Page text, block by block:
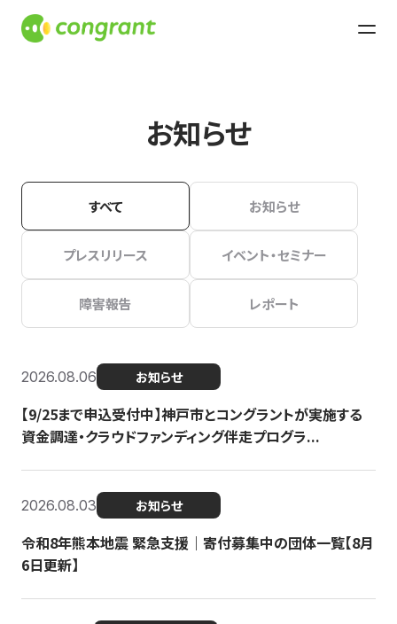
お知らせ
すべて お知らせ
プレスリリース イベント・セミナー
障害報告 レポート
2026.08.06 お知らせ
【9/25まで申込受付中】神戸市とコングラントが実施する
資金調達・クラウドファンディング伴走プログラ...
2026.08.03 お知らせ
令和8年熊本地震 緊急支援｜寄付募集中の団体一覧【8月
6日更新】